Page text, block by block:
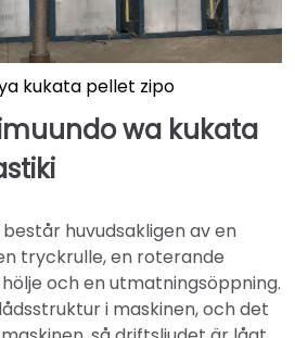
kukata pellet zipo
wa kukata
huvudsakligen av en
tryckrulle, en roterande
och en utmatningsöppning.
i maskinen, och det